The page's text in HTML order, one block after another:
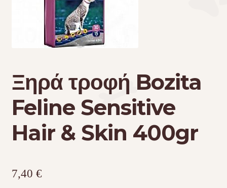
Τσάντες μεταφοράς
Φροντίδα – Είδη Υγιεινής
Ξηρά τροφή Bozita
Feline Sensitive
Hair & Skin 400gr
7,40 €